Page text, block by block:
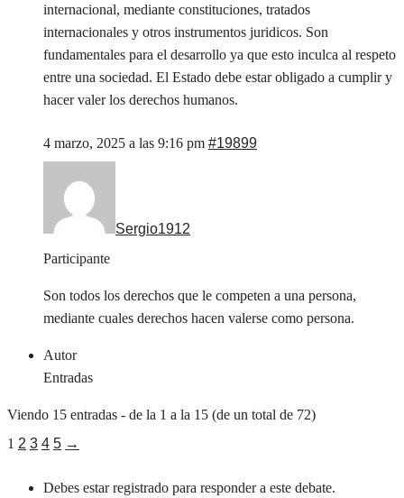
internacional, mediante constituciones, tratados
internacionales y otros instrumentos juridicos. Son
fundamentales para el desarrollo ya que esto inculca al respeto
entre una sociedad. El Estado debe estar obligado a cumplir y
hacer valer los derechos humanos.
4 marzo, 2025 a las 9:16 pm #19899
Sergio1912
Participante
Son todos los derechos que le competen a una persona,
mediante cuales derechos hacen valerse como persona.
Autor
Entradas
Viendo 15 entradas - de la 1 a la 15 (de un total de 72)
1 2 3 4 5 →
Debes estar registrado para responder a este debate.